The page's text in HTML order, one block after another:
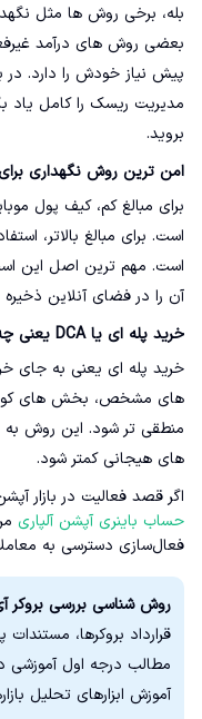
بله، برخی روش ها مثل
بعضی روش های درآمد
پیش نیاز خودش را دارد. در
مدیریت ریسک را کامل یاد
بروید.
امن ترین روش نگهداری
برای مبالغ کم، کیف پول
است. برای مبالغ بالاتر،
است. مهم ترین اصل این است
آن را در فضای آنلاین ذخیره
خرید پله ای یا DCA یعنی چه
خرید پله ای یعنی به جای
های مشخص، بخش های
منطقی تر شود. این روش به
های هیجانی کمتر شود.
اگر قصد فعالیت در بازار
حساب باینری آپشن آلپاری
فعال‌سازی دسترسی به
روش شناسی بررسی بروکر
قرارداد بروکرها،
مطالب درجه اول آموزشی
آموزش ابزارهای تحلیل